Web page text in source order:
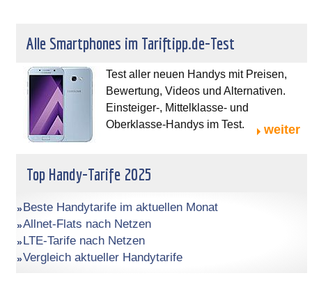
Alle Smartphones im Tariftipp.de-Test
Test aller neuen Handys mit Preisen,
Bewertung, Videos und Alternativen.
Einsteiger-, Mittelklasse- und
Oberklasse-Handys im Test.
weiter
Top Handy-Tarife 2025
Beste Handytarife im aktuellen Monat
Allnet-Flats nach Netzen
LTE-Tarife nach Netzen
Vergleich aktueller Handytarife